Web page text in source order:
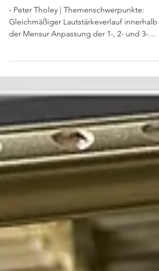
'Mensuration'
- Peter Tholey | Themenschwerpunkte:
Gleichmäßiger Lautstärkeverlauf innerhalb